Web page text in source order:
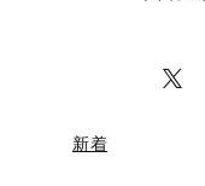
新着